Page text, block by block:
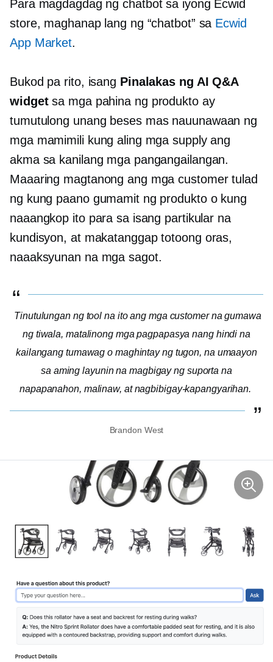
Para magdagdag ng chatbot sa iyong Ecwid
store, maghanap lang ng “chatbot” sa Ecwid
App Market.
Bukod pa rito, isang Pinalakas ng AI Q&A
widgetsa mga pahina ng produkto ay
tumutulong unang besesmas nauunawaan ng
mga mamimili kung aling mga supply ang
akma sa kanilang mga pangangailangan.
Maaaring magtanong ang mga customer tulad
ng kung paano gumamit ng produkto o kung
naaangkop ito para sa isang partikular na
kundisyon, at makatanggaptotoong oras,
naaaksyunan na mga sagot.
Tinutulungan ng tool na ito ang mga customer na gumawa
ng tiwala, matalinong mga pagpapasya nang hindi na
kailangang tumawag o maghintay ng tugon, na umaayon
sa aming layunin na magbigay ng suporta na
napapanahon, malinaw, at nagbibigay-kapangyarihan.
Brandon West